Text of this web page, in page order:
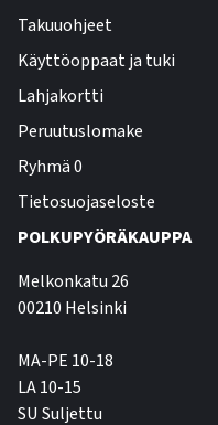
Takuuohjeet
Käyttöoppaat ja tuki
Lahjakortti
Peruutuslomake
Ryhmä 0
Tietosuojaseloste
POLKUPYÖRÄKAUPPA
Melkonkatu 26
00210 Helsinki
MA-PE 10-18
LA 10-15
SU Suljettu